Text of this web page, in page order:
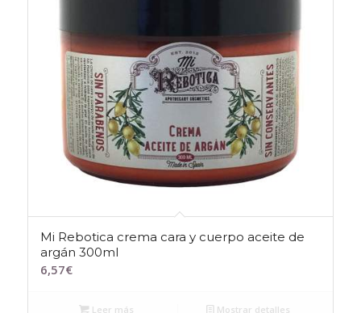
Mi Rebotica crema cara y cuerpo aceite de
argán 300ml
6,57€
Leer más Mostrar detalles